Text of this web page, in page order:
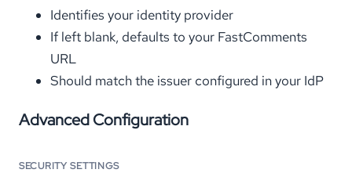
Identifies your identity provider
If left blank, defaults to your FastComments
URL
Should match the issuer configured in your IdP
Advanced Configuration
SECURITY SETTINGS